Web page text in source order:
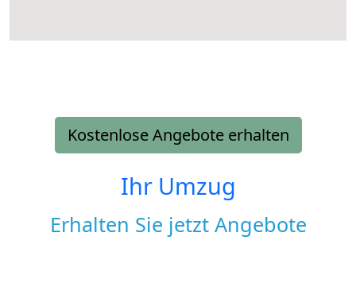
Kostenlose Angebote erhalten
Ihr Umzug
Erhalten Sie jetzt Angebote